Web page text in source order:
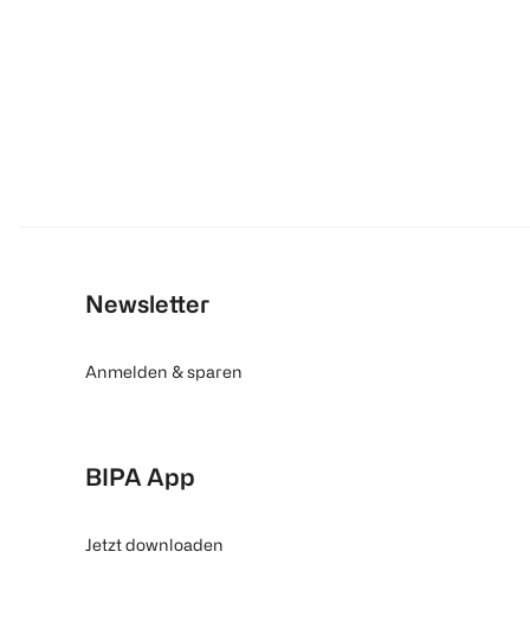
Newsletter
Anmelden & sparen
BIPA App
Jetzt downloaden